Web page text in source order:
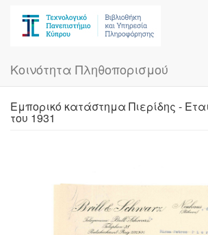
Κοινότητα Πληθοπορισμού
Εμπορικό κατάστημα Πιερίδης -
του 1931